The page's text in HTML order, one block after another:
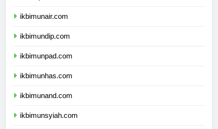
ikbimunair.com
ikbimundip.com
ikbimunpad.com
ikbimunhas.com
ikbimunand.com
ikbimunsyiah.com